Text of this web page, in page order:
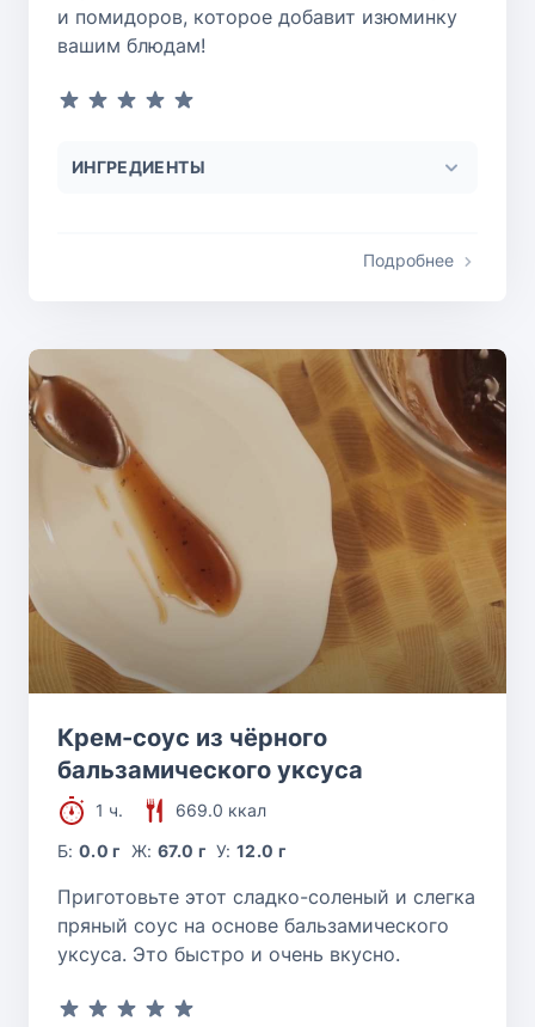
и помидоров, которое добавит изюминку
вашим блюдам!
ИНГРЕДИЕНТЫ
Подробнее
Крем-соус из чёрного
бальзамического уксуса
1 ч.
669.0 ккал
Б:0.0 г Ж: 67.0 г У:12.0 г
Приготовьте этот сладко-соленый и слегка
пряный соус на основе бальзамического
уксуса. Это быстро и очень вкусно.